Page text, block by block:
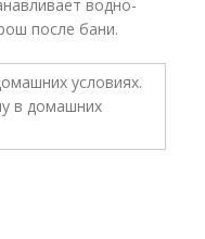
водно-
после бани.